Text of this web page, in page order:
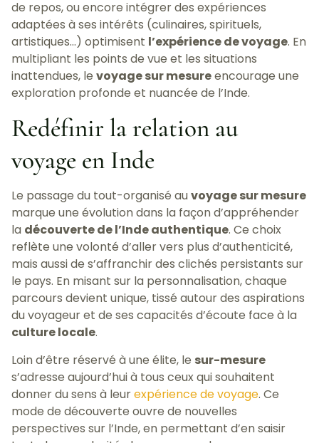
de repos, ou encore intégrer des expériences
adaptées à ses intérêts (culinaires, spirituels,
artistiques…) optimisent l’expérience de voyage. En
multipliant les points de vue et les situations
inattendues, le voyage sur mesureencourage une
exploration profonde et nuancée de l’Inde.
Redéfinir la relation au
voyage en Inde
Le passage du tout-organisé auvoyage sur mesure
marque une évolution dans la façon d’appréhender
la découverte de l’Inde authentique. Ce choix
reflète une volonté d’aller vers plus d’authenticité,
mais aussi de s’affranchir des clichés persistants sur
le pays. En misant sur la personnalisation, chaque
parcours devient unique, tissé autour des aspirations
du voyageur et de ses capacités d’écoute face à la
culture locale.
Loin d’être réservé à une élite, le sur-mesure
s’adresse aujourd’hui à tous ceux qui souhaitent
donner du sens à leurexpérience de voyage. Ce
mode de découverte ouvre de nouvelles
perspectives sur l’Inde, en permettant d’en saisir